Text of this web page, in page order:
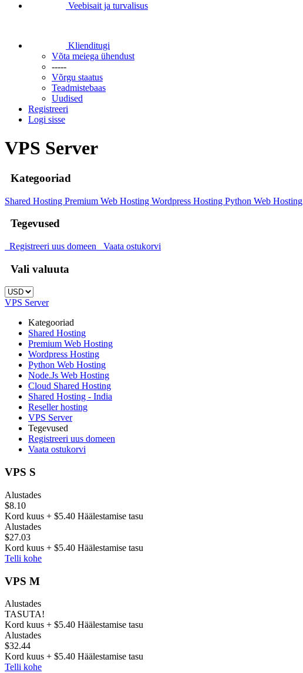
Veebisait ja turvalisus
Klienditugi
Võta meiega ühendust
-----
Võrgu staatus
Teadmistebaas
Uudised
Registreeri
Logi sisse
VPS Server
Kategooriad
Shared Hosting Premium Web Hosting Wordpress Hosting Python Web Hosting
Tegevused
Registreeri uus domeen Vaata ostukorvi
Vali valuuta
VPS Server
Kategooriad
Shared Hosting
Premium Web Hosting
Wordpress Hosting
Python Web Hosting
Node.Js Web Hosting
Cloud Shared Hosting
Shared Hosting - India
Reseller hosting
VPS Server
Tegevused
Registreeri uus domeen
Vaata ostukorvi
VPS S
Alustades
$8.10
Kord kuus + $5.40 Häälestamise tasu
Alustades
$27.03
Kord kuus + $5.40 Häälestamise tasu
Telli kohe
VPS M
Alustades
TASUTA!
Kord kuus + $5.40 Häälestamise tasu
Alustades
$32.44
Kord kuus + $5.40 Häälestamise tasu
Telli kohe